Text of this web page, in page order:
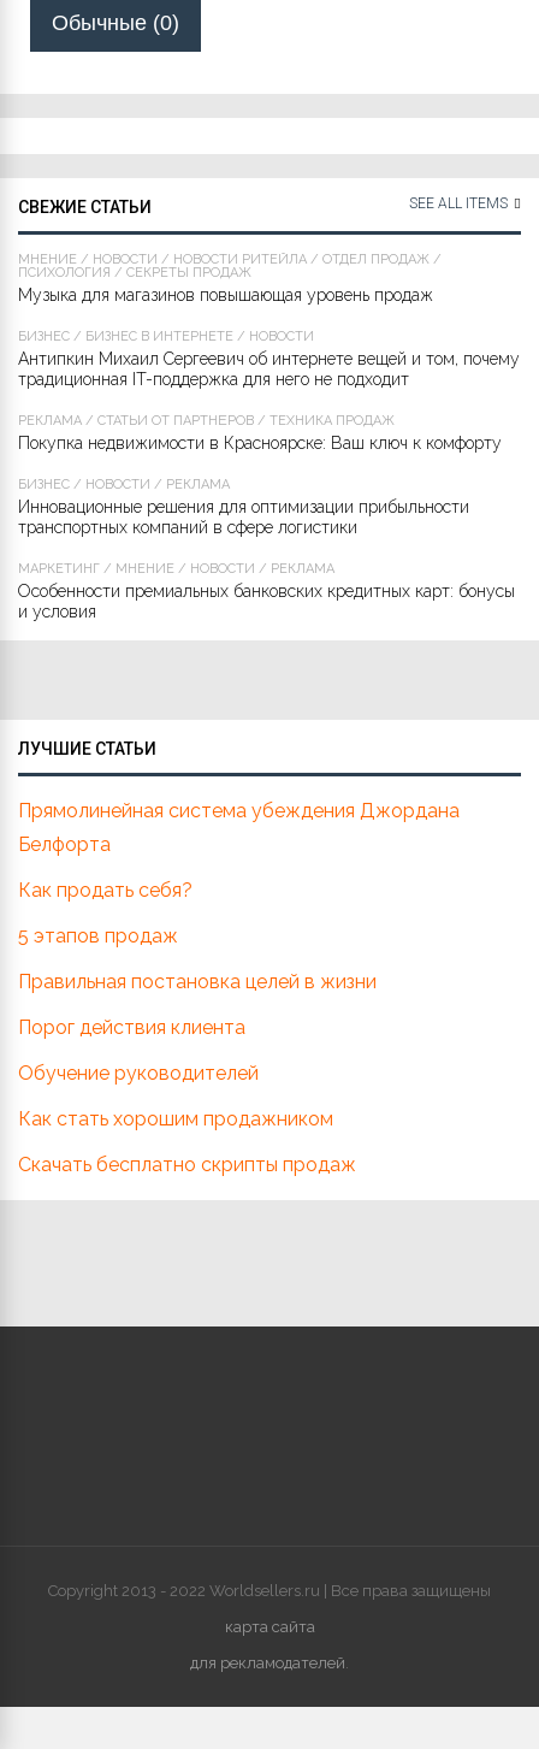
Обычные (0)
СВЕЖИЕ СТАТЬИ SEE ALL ITEMS
МНЕНИЕ / НОВОСТИ / НОВОСТИ РИТЕЙЛА / ОТДЕЛ ПРОДАЖ /
ПСИХОЛОГИЯ / СЕКРЕТЫ ПРОДАЖ
Музыка для магазинов повышающая уровень продаж
БИЗНЕС / БИЗНЕС В ИНТЕРНЕТЕ / НОВОСТИ
Антипкин Михаил Сергеевич об интернете вещей и том, почему
традиционная IT-поддержка для него не подходит
РЕКЛАМА / СТАТЬИ ОТ ПАРТНЁРОВ / ТЕХНИКА ПРОДАЖ
Покупка недвижимости в Красноярске: Ваш ключ к комфорту
БИЗНЕС / НОВОСТИ / РЕКЛАМА
Инновационные решения для оптимизации прибыльности
транспортных компаний в сфере логистики
МАРКЕТИНГ / МНЕНИЕ / НОВОСТИ / РЕКЛАМА
Особенности премиальных банковских кредитных карт: бонусы
и условия
ЛУЧШИЕ СТАТЬИ
Прямолинейная система убеждения Джордана
Белфорта
Как продать себя?
5 этапов продаж
Правильная постановка целей в жизни
Порог действия клиента
Обучение руководителей
Как стать хорошим продажником
Скачать бесплатно скрипты продаж
Copyright 2013 - 2022 Worldsellers.ru | Все права защищены
карта сайта
для рекламодателей